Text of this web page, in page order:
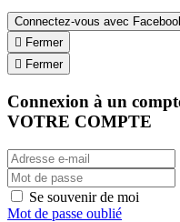
Connectez-vous avec
 Fermer
 Fermer
Connexion à un
VOTRE COMPTE
Se souvenir de moi
Mot de passe oublié